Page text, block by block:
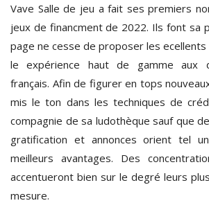
Vave Salle de jeu a fait ses premiers
jeux de financment de 2022. Ils font sa
page ne cesse de proposer les
le expérience haut de gamme aux
français. Afin de figurer en tops
mis le ton dans les techniques de
compagnie de sa ludothèque sauf que
gratification et annonces orient tel
meilleurs avantages. Des
accentueront bien sur le degré leurs
mesure.